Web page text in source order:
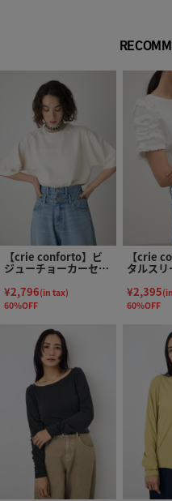
【crie conforto】ビ
ジューチョーカーセッ
トカットソー
¥2,796(in tax)
60%OFF
【crie
タルス
バー
¥2,395
60%OFF